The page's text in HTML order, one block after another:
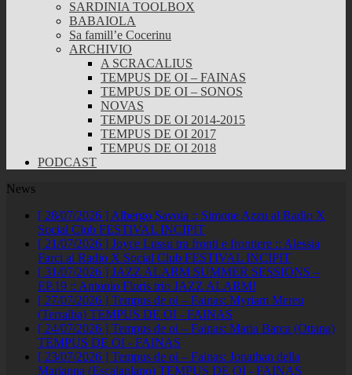
SARDINIA TOOLBOX
BABAIOLA
Sa famill’e Cocerinu
ARCHIVIO
A SCRACALIUS
TEMPUS DE OI – FAINAS
TEMPUS DE OI – SONOS
NOVAS
TEMPUS DE OI 2014-2015
TEMPUS DE OI 2017
TEMPUS DE OI 2018
PODCAST
News
[ 28/07/2026 ] Albergo Savoia :: Simone Azzu al Radio X
Social Club FESTIVAL INCIPIT
[ 21/07/2026 ] Joyce Lussu tra fronti e frontiere :: Alessia
Farci al Radio X Social Club FESTIVAL INCIPIT
[ 31/07/2026 ] JAZZ ALARM SUMMER SESSIONS –
EP.19 :: Antonio Floris trio JAZZ ALARM!
[ 27/07/2026 ] Tempus de oi – Fainas: Myriam Mereu
(Terralba) TEMPUS DE OI - FAINAS
[ 24/07/2026 ] Tempus de oi – Fainas: Maria Barca (Ottana)
TEMPUS DE OI - FAINAS
[ 23/07/2026 ] Tempus de oi – Fainas: Jonathan della
Marianna (Escalaplano) TEMPUS DE OI - FAINAS